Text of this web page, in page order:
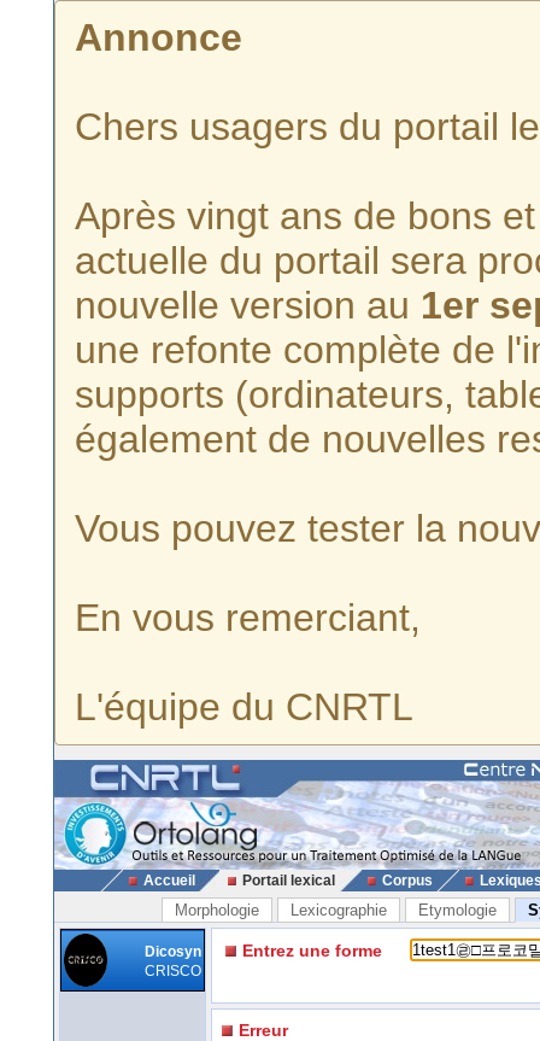
Annonce
Chers usagers du portail
Après vingt ans de bons
actuelle du portail sera
nouvelle version au 1er
une refonte complète de
supports (ordinateurs,
également de nouvelles
Vous pouvez tester la
En vous remerciant,
L'équipe du CNRTL
Accueil Portail lexical Corpus
Morphologie Lexicographie Etymologie
Dicosyn
CRISCO
Entrez une forme
Erreur